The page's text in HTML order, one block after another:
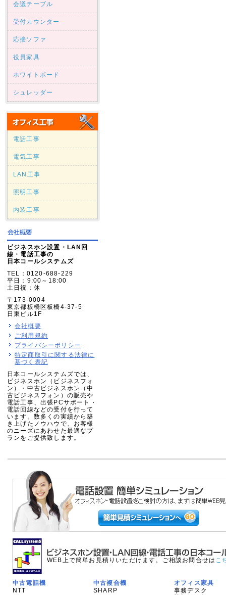
会議テーブル
受付カウンター
応接ソファ
役員家具
ホワイトボード
シュレッダー
電話工事
電気工事
LAN工事
照明工事
内装工事
ビジネスホン設置・LAN回
線・電話工事の
日本コールシステムズ
TEL：0120-688-229
平日：9:00～18:00
土日祝：休
〒173-0004
東京都板橋区板橋4-37-5
日東ビル1F
会社概要
ご利用規約
プライバシーポリシー
特定商取引に関する法律に
基づく表記
日本コールシステムズでは、
ビジネスホン（ビジネスフォ
ン）・中古ビジネスホン（中
古ビジネスフォン）の販売や
電話工事、出張PCサポート・
電話回線などの受付を行って
います。数多くの実績から築
き上げたノウハウで、お客様
のニーズにあわせた最適なプ
ランをご提供致します。
WEB上で簡単お見積りいただけます。ご相談お問合せは こ
中古電話機
NTT
中古複合機
SHARP
オフィス家具
事務デスク